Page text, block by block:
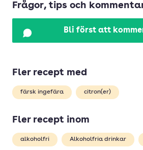
Frågor, tips och
Bli först att
Fler recept med
färsk ingefära citron(er)
Fler recept inom
alkoholfri Alkoholfria drinkar